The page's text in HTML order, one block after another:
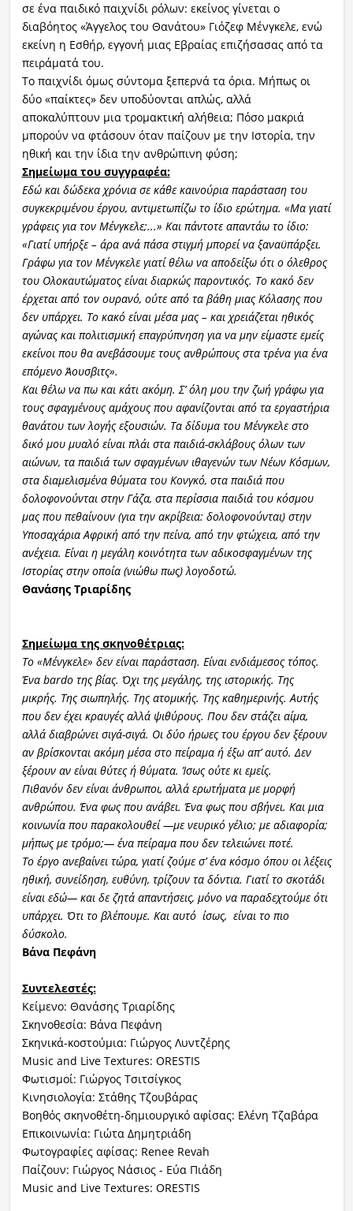
σε ένα παιδικό παιχνίδι ρόλων: εκείνος γίνεται ο
διαβόητος «Άγγελος του Θανάτου» Γιόζεφ Μένγκελε, ενώ
εκείνη η Εσθήρ, εγγονή μιας Εβραίας επιζήσασας από τα
πειράματά του.
Το παιχνίδι όμως σύντομα ξεπερνά τα όρια. Μήπως οι
δύο «παίκτες» δεν υποδύονται απλώς, αλλά
αποκαλύπτουν μια τρομακτική αλήθεια; Πόσο μακριά
μπορούν να φτάσουν όταν παίζουν με την Ιστορία, την
ηθική και την ίδια την ανθρώπινη φύση;
Σημείωμα του συγγραφέα:
Εδώ και δώδεκα χρόνια σε κάθε καινούρια παράσταση του
συγκεκριμένου έργου, αντιμετωπίζω το ίδιο ερώτημα. «Μα γιατί
γράφεις για τον Μένγκελε;...» Και πάντοτε απαντάω το ίδιο:
«Γιατί υπήρξε – άρα ανά πάσα στιγμή μπορεί να ξαναϋπάρξει.
Γράφω για τον Μένγκελε γιατί θέλω να αποδείξω ότι ο όλεθρος
του Ολοκαυτώματος είναι διαρκώς παροντικός. Το κακό δεν
έρχεται από τον ουρανό, ούτε από τα βάθη μιας Κόλασης που
δεν υπάρχει. Το κακό είναι μέσα μας – και χρειάζεται ηθικός
αγώνας και πολιτισμική επαγρύπνηση για να μην είμαστε εμείς
εκείνοι που θα ανεβάσουμε τους ανθρώπους στα τρένα για ένα
επόμενο Άουσβιτς».
Και θέλω να πω και κάτι ακόμη. Σ’ όλη μου την ζωή γράφω για
τους σφαγμένους αμάχους που αφανίζονται από τα εργαστήρια
θανάτου των λογής εξουσιών. Τα δίδυμα του Μένγκελε στο
δικό μου μυαλό είναι πλάι στα παιδιά-σκλάβους όλων των
αιώνων, τα παιδιά των σφαγμένων ιθαγενών των Νέων Κόσμων,
στα διαμελισμένα θύματα του Κονγκό, στα παιδιά που
δολοφονούνταιστην Γάζα, στα περίσσια παιδιά του κόσμου
μας που πεθαίνουν (για την ακρίβεια: δολοφονούνται) στην
Υποσαχάρια Αφρική από την πείνα, από την φτώχεια, από την
ανέχεια. Είναι η μεγάλη κοινότητα των αδικοσφαγμένων της
Ιστορίας στην οποία (νιώθω πως) λογοδοτώ.
Θανάσης Τριαρίδης
Σημείωμα της σκηνοθέτριας:
Το «Μένγκελε» δεν είναι παράσταση. Είναι ενδιάμεσος τόπος.
Ένα bardo της βίας. Όχι της μεγάλης, της ιστορικής. Της
μικρής. Της σιωπηλής. Της ατομικής. Της καθημερινής. Αυτής
που δεν έχει κραυγές αλλά ψιθύρους. Που δεν στάζει αίμα,
αλλά διαβρώνει σιγά-σιγά. Οι δύο ήρωες του έργου δεν ξέρουν
αν βρίσκονται ακόμη μέσα στο πείραμα ή έξω απ’ αυτό. Δεν
ξέρουν αν είναι θύτες ή θύματα. Ίσως ούτε κι εμείς.
Πιθανόν δεν είναι άνθρωποι, αλλά ερωτήματα με μορφή
ανθρώπου. Ένα φως που ανάβει. Ένα φως που σβήνει. Και μια
κοινωνία που παρακολουθεί —με νευρικό γέλιο; με αδιαφορία;
μήπως με τρόμο;— ένα πείραμα που δεν τελειώνει ποτέ.
Το έργο ανεβαίνει τώρα, γιατί ζούμε σ’ ένα κόσμο όπου οι λέξεις
ηθική, συνείδηση, ευθύνη, τρίζουν τα δόντια. Γιατί το σκοτάδι
είναι εδώ— και δε ζητά απαντήσεις, μόνο να παραδεχτούμε ότι
υπάρχει. Ότι το βλέπουμε. Και αυτό ίσως, είναι το πιο
δύσκολο.
Βάνα Πεφάνη
Συντελεστές:
Κείμενο: Θανάσης Τριαρίδης
Σκηνοθεσία: Βάνα Πεφάνη
Σκηνικά-κοστούμια: Γιώργος Λυντζέρης
Music and Live Textures: ORESTIS
Φωτισμοί: Γιώργος Τσιτσίγκος
Κινησιολογία: Στάθης Τζουβάρας
Βοηθός σκηνοθέτη-δημιουργικό αφίσας: Ελένη Τζαβάρα
Επικοινωνία: Γιώτα Δημητριάδη
Φωτογραφίες αφίσας: Renee Revah
Παίζουν: Γιώργος Νάσιος - Εύα Πιάδη
Music and Live Textures: ORESTIS